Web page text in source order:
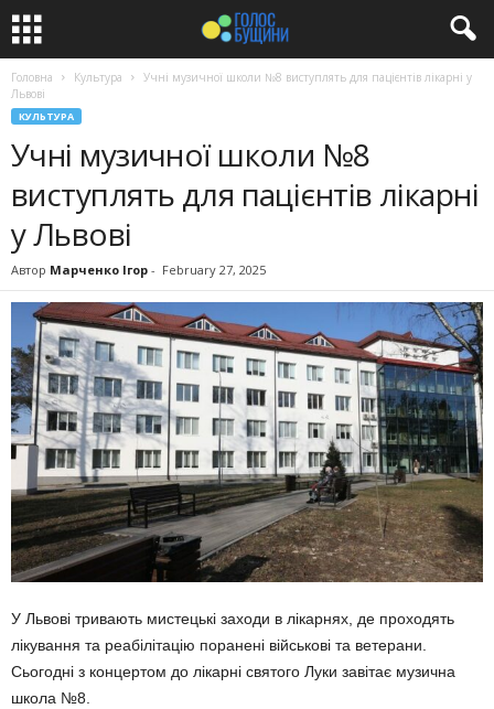
Головна Культура
Учні музичної школи №8 виступлять для пацієнтів лікарні у
Львові
КУЛЬТУРА
Учні музичної школи №8
виступлять для пацієнтів лікарні
у Львові
Автор Марченко Ігор - February 27, 2025
У Львові тривають мистецькі заходи в лікарнях, де проходять
лікування та реабілітацію поранені військові та ветерани.
Сьогодні з концертом до лікарні святого Луки завітає музична
школа №8.